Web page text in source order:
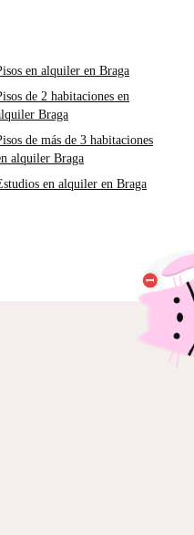
en alquiler en Braga
de 2 habitaciones en
Braga
de más de 3 habitaciones
alquiler Braga
en alquiler en Braga